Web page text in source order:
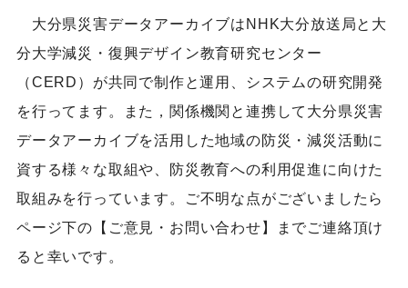
大分県災害データアーカイブはNHK大分放送局と大
分大学減災・復興デザイン教育研究センター
（CERD）が共同で制作と運用、システムの研究開発
を行ってます。また，関係機関と連携して大分県災害
データアーカイブを活用した地域の防災・減災活動に
資する様々な取組や、防災教育への利用促進に向けた
取組みを行っています。ご不明な点がございましたら
ページ下の【ご意見・お問い合わせ】までご連絡頂け
ると幸いです。